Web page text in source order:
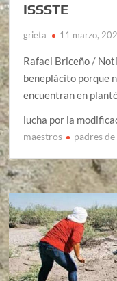
ISSSTE
grieta 11 marzo,
Rafael Briceño /
beneplácito porque
encuentran en
lucha por la
maestros padres